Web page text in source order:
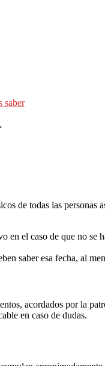
saber
de todas las personas
en el caso de que no
saber esa fecha, al
acordados por la
en caso de dudas.